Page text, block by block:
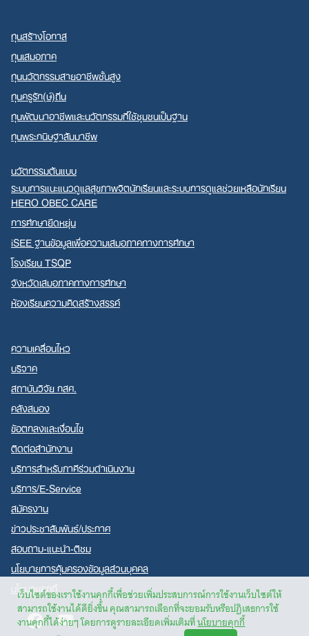
เว็บไซต์ของเราใช้งานคุกกี้เพื่อช่วยเพิ่มประสบการณ์การใช้งานเว็บไซต์ให้
สามารถใช้งานได้ดียิ่งขึ้น คุณสามารถเลือกที่จะยอมรับหรือปฏิเสธการใช้
งานคุกกี้ได้ง่ายๆ โดยการดูรายละเอียดเพิ่มเติมที่นโยบายคุกกี้
ทุนสร้างโอกาส
ทุนเสมอภาค
ทุนนวัตกรรมสายอาชีพชั้นสูง
ทุนครูรัก(ษ์)ถิ่น
ทุนพัฒนาอาชีพและนวัตกรรมที่ใช้ชุมชนเป็นฐาน
ทุนพระกนิษฐาสัมมาชีพ
นวัตกรรมต้นแบบ
ระบบการแนะแนวดูแลสุขภาพจิตนักเรียนและระบบการดูแลช่วยเหลือนักเรียน
HERO OBEC CARE
การศึกษายืดหยุ่น
iSEE ฐานข้อมูลเพื่อความเสมอภาคทางการศึกษา
โรงเรียน TSQP
จังหวัดเสมอภาคทางการศึกษา
ห้องเรียนความคิดสร้างสรรค์
ความเคลื่อนไหว
บริจาค
สถาบันวิจัย กสศ.
คลังสมอง
ข้อตกลงและเงื่อนไข
ติดต่อสำนักงาน
บริการสำหรับภาคีร่วมดำเนินงาน
บริการ/E-Service
สมัครงาน
ข่าวประชาสัมพันธ์/ประกาศ
สอบถาม-แนะนำ-ติชม
นโยบายการคุ้มครองข้อมูลส่วนบุคคล
นโยบายคุกกี้
FacebookYoutube